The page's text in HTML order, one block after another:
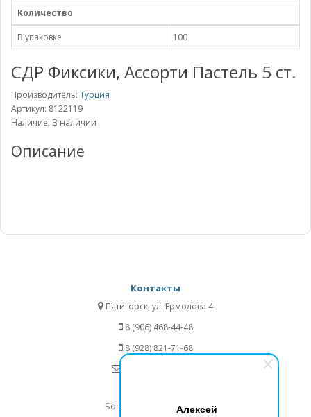
Алексей
Количество
В упаковке 100
СДР Фиксики, Ассорти Пастель 5 ст.
Производитель: Турция
Артикул: 8122119
Наличие: В наличии
Описание
Контакты
Пятигорск, ул. Ермолова 4
8 (906) 468-44-48
8 (928) 821-71-68
Бонусные предложения